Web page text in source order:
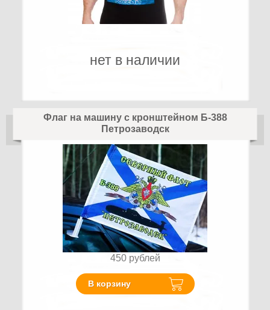
нет в наличии
Флаг на машину с кронштейном Б-388
Петрозаводск
450 рублей
В корзину